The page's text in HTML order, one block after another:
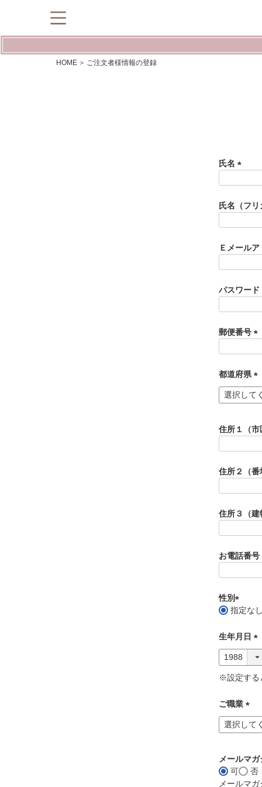
HOME ご注文者様情報の登録
氏名
須
)
氏名（フ
Ｅメール
パスワード
郵便番号
須
都道府県
(
必
)
住所１（
住所２（
住所３（建
お電話番号
性別
(
須
)
指定な
生年月日
(
必
須
※設定する
ご職業
(
必
)
メールマ
可
否
メールマ